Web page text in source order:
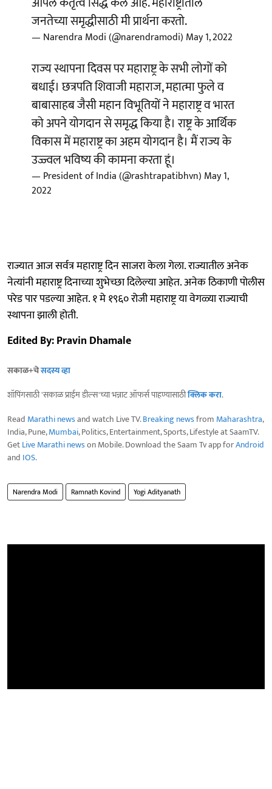
जनतेच्या समृद्धीसाठी मी प्रार्थना करतो.
— Narendra Modi (@narendramodi) May 1, 2022
राज्य स्थापना दिवस पर महाराष्ट्र के सभी लोगों को
बधाई। छत्रपति शिवाजी महाराज, महात्मा फुले व
बाबासाहब जैसी महान विभूतियों ने महाराष्ट्र व भारत
को अपने योगदान से समृद्ध किया है। राष्ट्र के आर्थिक
विकास में महाराष्ट्र का अहम योगदान है। मैं राज्य के
उज्ज्वल भविष्य की कामना करता हूं।
— President of India (@rashtrapatibhvn) May 1,
2022
राज्यात आज सर्वत्र महाराष्ट्र दिन साजरा केला गेला. राज्यातील अनेक
नेत्यांनी महाराष्ट्र दिनाच्या शुभेच्छा दिलेल्या आहेत. अनेक ठिकाणी पोलीस
परेड पार पडल्या आहेत. १ मे १९६० रोजी महाराष्ट्र या वेगळ्या राज्याची
स्थापना झाली होती.
Edited By: Pravin Dhamale
सकाळ+चेसदस्य व्हा
शॉपिंगसाठी 'सकाळ प्राईम डील्स'च्या भन्नाट ऑफर्स पाहण्यासाठीक्लिक करा.
Read Marathi newsand watch Live TV.Breaking newsfrom Maharashtra,
India, Pune,Mumbai, Politics, Entertainment, Sports, Lifestyle at SaamTV.
GetLive Marathi newson Mobile. Download the Saam Tv app forAndroid
and IOS.
Narendra Modi Ramnath Kovind Yogi Adityanath